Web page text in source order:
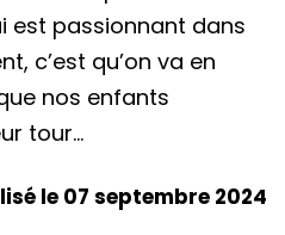
est passionnant dans
c’est qu’on va en
nos enfants
tour…
le 07 septembre 2024